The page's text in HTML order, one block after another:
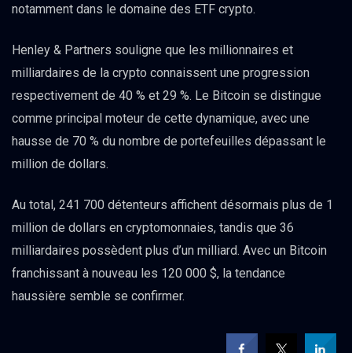
notamment dans le domaine des ETF crypto.
Henley & Partners souligne que les millionnaires et
milliardaires de la crypto connaissent une progression
respectivement de 40 % et 29 %. Le Bitcoin se distingue
comme principal moteur de cette dynamique, avec une
hausse de 70 % du nombre de portefeuilles dépassant le
million de dollars.
Au total, 241 700 détenteurs affichent désormais plus de 1
million de dollars en cryptomonnaies, tandis que 36
milliardaires possèdent plus d’un milliard. Avec un Bitcoin
franchissant à nouveau les 120 000 $, la tendance
haussière semble se confirmer.